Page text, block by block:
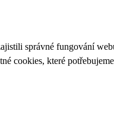
správné fungování
cookies, které